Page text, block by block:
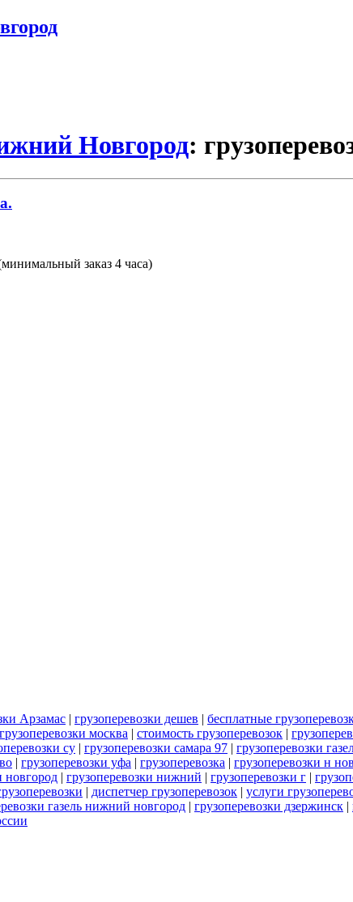
Новгород:
заказ 4 часа)
Арзамас грузоперевозки дешев бесплатные
грузоперевозки москва стоимость грузоперевозок
су грузоперевозки самара 97 грузоперевозки
грузоперевозки уфа грузоперевозка грузоперевозки н
новгород грузоперевозки нижний грузоперевозки г
диспетчер грузоперевозок услуги
газель нижний новгород грузоперевозки дзержинск